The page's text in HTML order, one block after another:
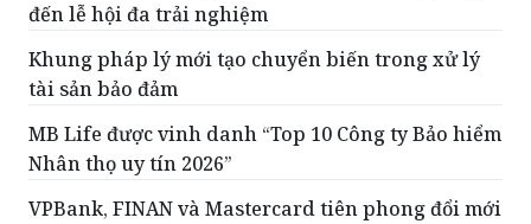
đến lễ hội đa trải nghiệm
Khung pháp lý mới tạo chuyển biến trong xử lý
tài sản bảo đảm
MB Life được vinh danh “Top 10 Công ty Bảo hiểm
Nhân thọ uy tín 2026”
VPBank, FINAN và Mastercard tiên phong đổi mới